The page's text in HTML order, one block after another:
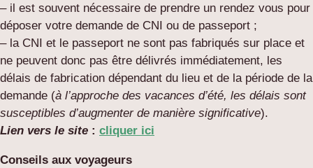
– il est souvent nécessaire de prendre un rendez vous pour
déposer votre demande de CNI ou de passeport ;
– la CNI et le passeport ne sont pas fabriqués sur place et
ne peuvent donc pas être délivrés immédiatement, les
délais de fabrication dépendant du lieu et de la période de la
demande (à l’approche des vacances d’été, les délais sont
susceptibles d’augmenter de manière significative).
Lien vers le site : cliquer ici
Conseils aux voyageurs